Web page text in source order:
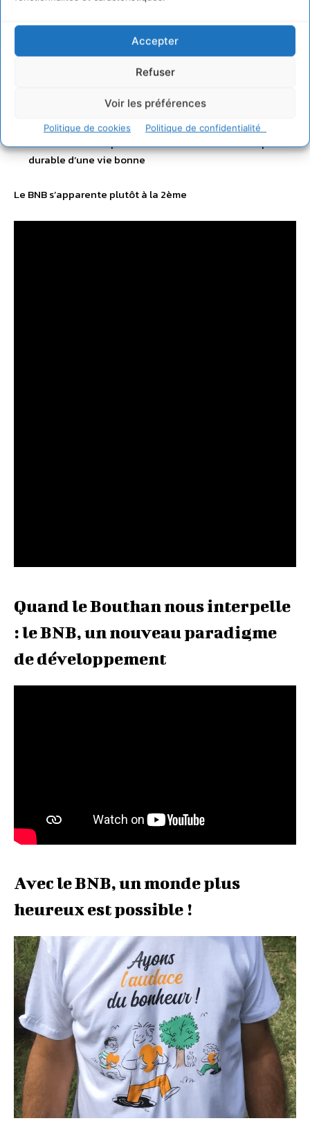
Accepter
Refuser
Voir les préférences
Politique de cookies Politique de confidentialité
Les 2 philosophies du bonheur
Il y a 2 philosophies principales du bonheur non exclusives
centrée sur la recherche du plaisir
L’eudémonismeplutôt centrée sur la recherche plus
durable d’une vie bonne
Le BNB s’apparente plutôt à la 2ème
Quand le Bouthan nous interpelle
: le BNB, un nouveau paradigme
de développement
Avec le BNB, un monde plus
heureux est possible !